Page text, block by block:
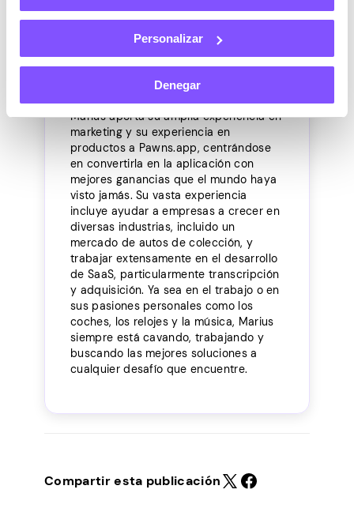
Personalizar
Denegar
Marius
Liaugminas
Jefe de Producto
Marius aporta su amplia experiencia en
marketing y su experiencia en
productos a Pawns.app, centrándose
en convertirla en la aplicación con
mejores ganancias que el mundo haya
visto jamás. Su vasta experiencia
incluye ayudar a empresas a crecer en
diversas industrias, incluido un
mercado de autos de colección, y
trabajar extensamente en el desarrollo
de SaaS, particularmente transcripción
y adquisición. Ya sea en el trabajo o en
sus pasiones personales como los
coches, los relojes y la música, Marius
siempre está cavando, trabajando y
buscando las mejores soluciones a
cualquier desafío que encuentre.
Compartir esta publicación